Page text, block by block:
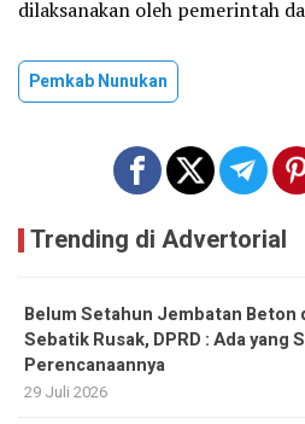
dilaksanakan oleh pemerintah
Pemkab Nunukan
Trending di Advertorial
Belum Setahun Jembatan Beton
Sebatik Rusak, DPRD : Ada yang
Perencanaannya
29 Juli 2026